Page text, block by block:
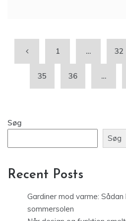
1 … 32
35 36 …
Søg
Søg
Recent Posts
Gardiner mod varme:
sommersolen